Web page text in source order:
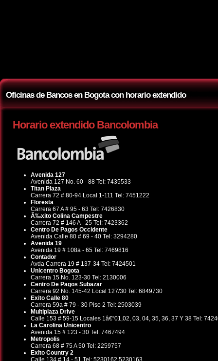
Oficinas de Bancos en Bogota con horario extendido
Horario extendido Bancolombia
Avenida 127
Avenida 127 No. 60 - 88 Tel: 7435533
Titan Plaza
Carrera 72 # 80-94 Local 1-111 Tel: 7451222
Floresta
Carrera 67 A # 95 - 63 Tel: 7426830
Ã‰xito Colina Campestre
Carrera 72 # 146 A - 25 Tel: 7423362
Centro De Pagos Occidente
Avenida Calle 80 # 69 - 40 Tel: 3294280
Avenida 19
Avenida 19 # 108a - 65 Tel: 7469816
Contador
Avda Carrera 19 # 137-34 Tel: 7424501
Unicentro Bogota
Carrera 15 No. 123-30 Tel: 2130006
Centro De Pagos Subazar
Carrera 92 No. 145-42 Local 127/30 Tel: 6849730
Exito Calle 80
Carrera 59a # 79 - 30 Piso 2 Tel: 2503039
Multiplaza Drive
Calle 153 # 59-15 Locales 1â€“01,02, 03, 04, 35, 36, 37 Y 38 Tel:
La Carolina Unicentro
Avenida 15 # 123 - 30 Tel: 7467494
Metropolis
Carrera 68 # 75 A 50 Tel: 2259757
Exito Country 2
Calle 134 # 14 - 51 Tel: 5230162 5230163